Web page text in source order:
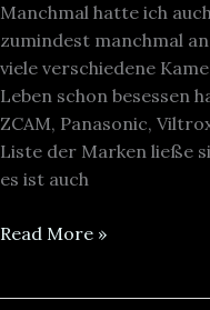
Manchmal hatte ich
zumindest manchmal
viele verschiedene
Leben schon besessen
ZCAM, Panasonic,
Liste der Marken ließe
es ist auch
Read More »